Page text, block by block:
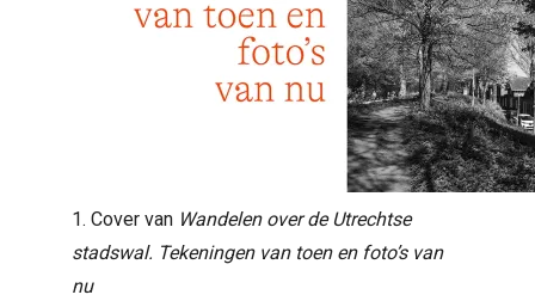
1. Cover van Wandelen over de Utrechtse
stadswal. Tekeningen van toen en foto’s van
nu